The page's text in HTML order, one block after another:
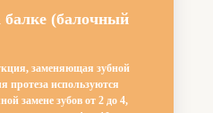
(балочный
заменяющая зубной
протеза используются
замене зубов от 2 до 4,